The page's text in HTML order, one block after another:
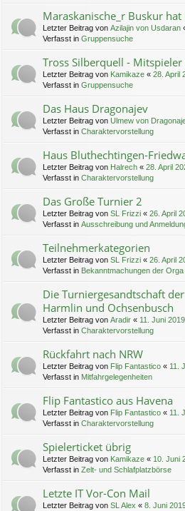
Maraskanische_r Buskur
Letzter Beitrag von Azilajin von Usdaran
Verfasst in Gruppensuche
Tross Silberquell -
Letzter Beitrag von Kamikaze « 28. April
Verfasst in Gruppensuche
Das Haus Dragonajev
Letzter Beitrag von Ulmew von
Verfasst in Charaktervorstellung
Haus Bluthechtingen-
Letzter Beitrag von Halrech « 28. April
Verfasst in Charaktervorstellung
Das Große Turnier 2
Letzter Beitrag von SL Frizzi « 26. April
Verfasst in Ausschreibung und
Teilnehmerkategorien
Letzter Beitrag von SL Frizzi « 26. April
Verfasst in Bekanntmachungen der Orga
Die Turniergesandtschaft
Harmlin und Ochsenbusch
Letzter Beitrag von Aradir « 11. Juni
Verfasst in Charaktervorstellung
Rückfahrt nach NRW
Letzter Beitrag von Flip Fantastico « 11.
Verfasst in Mitfahrgelegenheiten
Flip Fantastico aus Havena
Letzter Beitrag von Flip Fantastico « 11.
Verfasst in Charaktervorstellung
Spielerticket übrig
Letzter Beitrag von Kamikaze « 10. Juni
Verfasst in Zelt- und Schlafplatzbörse
Letzte IT Vor-Con Mail
Letzter Beitrag von SL Alex « 8. Juni